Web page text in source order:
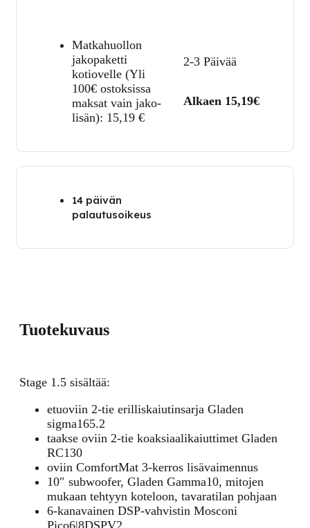
Matkahuollon
jakopaketti
kotiovelle (Yli
100€ ostoksissa
maksat vain jako-
lisän): 15,19 €
2-3 Päivää
Alkaen 15,19€
14 päivän
palautusoikeus
Tuotekuvaus
Stage 1.5 sisältää:
etuoviin 2-tie erilliskaiutinsarja Gladen
sigma165.2
taakse oviin 2-tie koaksiaalikaiuttimet Gladen
RC130
oviin ComfortMat 3-kerros lisävaimennus
10″ subwoofer, Gladen Gamma10, mitojen
mukaan tehtyyn koteloon, tavaratilan pohjaan
6-kanavainen DSP-vahvistin Mosconi